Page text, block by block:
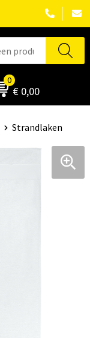
0
€ 0,00
Strandlaken